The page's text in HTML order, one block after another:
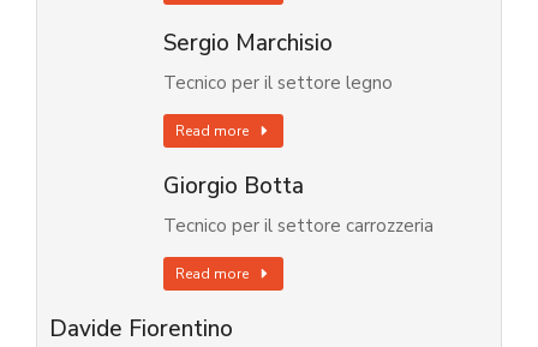
Sergio Marchisio
Tecnico per il settore legno
Read more
Giorgio Botta
Tecnico per il settore carrozzeria
Read more
Davide Fiorentino